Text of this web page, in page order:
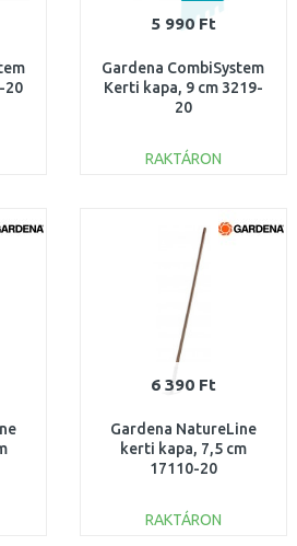
20
5 990 Ft
Gardena CombiSystem
Kerti kapa, 9 cm 3219-
20
RAKTÁRON
Összehasonlítás
6 390 Ft
Gardena NatureLine
kerti kapa, 7,5 cm
17110-20
RAKTÁRON